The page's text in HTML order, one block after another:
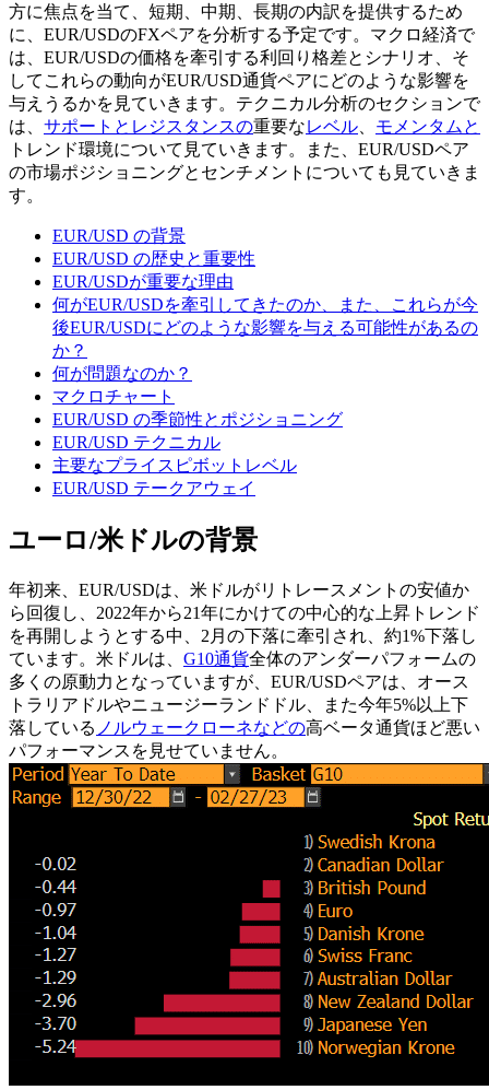
方に焦点を当て、短期、中期、長期の内訳を提供するため
に、EUR/USDのFXペアを分析する予定です。マクロ経済で
は、EUR/USDの価格を牽引する利回り格差とシナリオ、そ
してこれらの動向がEUR/USD通貨ペアにどのような影響を
与えうるかを見ていきます。テクニカル分析のセクションで
は、 サポートとレジスタンスの重要な レベル、 モメンタムと
トレンド環境について見ていきます。また、EUR/USDペア
の市場ポジショニングとセンチメントについても見ていきま
す。
EUR/USD の背景
EUR/USD の歴史と重要性
EUR/USDが重要な理由
何がEUR/USDを牽引してきたのか、また、これらが今
後EUR/USDにどのような影響を与える可能性があるの
か？
何が問題なのか？
マクロチャート
EUR/USD の季節性とポジショニング
EUR/USD テクニカル
主要なプライスピボットレベル
EUR/USD テークアウェイ
ユーロ/米ドルの背景
年初来、EUR/USDは、米ドルがリトレースメントの安値か
ら回復し、2022年から21年にかけての中心的な上昇トレンド
を再開しようとする中、2月の下落に牽引され、約1%下落し
ています。米ドルは、 G10通貨全体のアンダーパフォームの
多くの原動力となっていますが、EUR/USDペアは、オース
トラリアドルやニュージーランドドル、また今年5%以上下
落している ノルウェークローネなどの高ベータ通貨ほど悪い
パフォーマンスを見せていません。